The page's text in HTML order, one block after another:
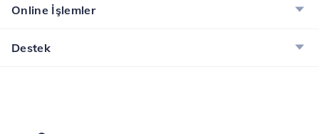
Online İşlemler
Destek